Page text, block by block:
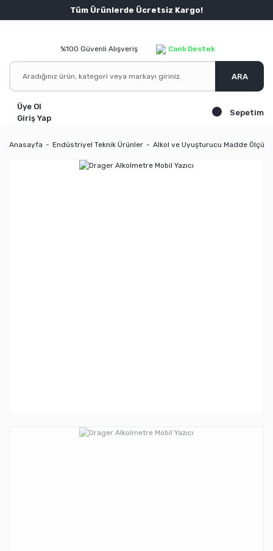
Tüm Ürünlerde Ücretsiz Kargo!
%100 Güvenli Alışveriş Canlı Destek
ARA
Üye Ol
Giriş Yap
Sepetim
Anasayfa Endüstriyel Teknik Ürünler Alkol ve Uyuşturucu Madde Ölçüm